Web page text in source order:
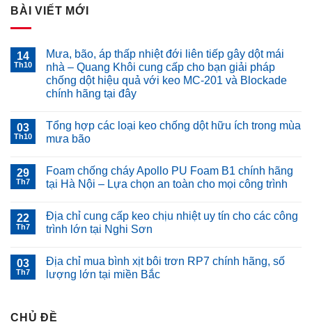
BÀI VIẾT MỚI
14
Th10
Mưa, bão, áp thấp nhiệt đới liên tiếp gây dột mái
nhà – Quang Khôi cung cấp cho bạn giải pháp
chống dột hiệu quả với keo MC-201 và Blockade
chính hãng tại đây
bình
luận
ở
áp
thấp
nhiệt
tiếp
gây
dột
–
Quang
Khôi
bạn
giải
03
Th10
Tổng hợp các loại keo chống dột hữu ích trong mùa
mưa bão
bình
luận
ở
các
loại
keo
hữu
ích
trong
29
Th7
Foam chống cháy Apollo PU Foam B1 chính hãng
tại Hà Nội – Lựa chọn an toàn cho mọi công trình
bình
luận
ở
cháy
Apollo
PU
hãng
tại
22
Th7
Địa chỉ cung cấp keo chịu nhiệt uy tín cho các công
trình lớn tại Nghi Sơn
bình
luận
ở
cấp
keo
03
Th7
Địa chỉ mua bình xịt bôi trơn RP7 chính hãng, số
lượng lớn tại miền Bắc
luận
ở
CHỦ ĐỀ